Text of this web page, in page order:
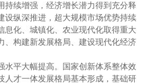
持续增强，经济增长潜力得到充分释
设纵深推进，超大规模市场优势持续
息化、城镇化、农业现代化取得重大
、构建新发展格局、建设现代化经济
大幅提高。国家创新体系整体效
人才一体发展格局基本形成，基础研